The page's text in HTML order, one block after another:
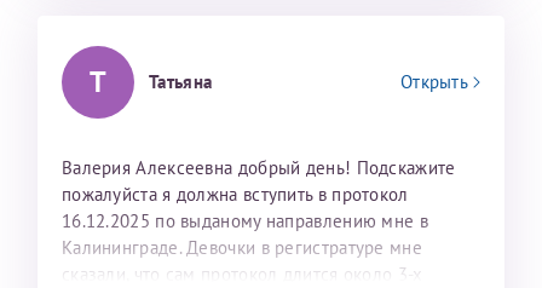
Т Татьяна Открыть
Валерия Алексеевна добрый день! Подскажите
пожалуйста я должна вступить в протокол
16.12.2025 по выданому направлению мне в
Калининграде. Девочки в регистратуре мне
сказали, что сам протокол длится около 3-х